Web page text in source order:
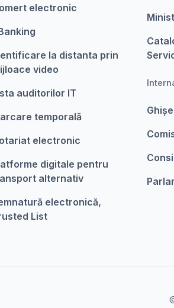
electronic
la distanta prin
video
auditorilor IT
temporalǎ
electronic
digitale pentru
alternativ
electronică,
List